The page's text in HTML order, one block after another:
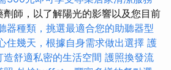
師，以了解陽光的影響以及您目前
器種類，挑選最適合您的助聽器型
住幾天，根據自身需求做出選擇 護
舒適私密的生活空間 護照換發流